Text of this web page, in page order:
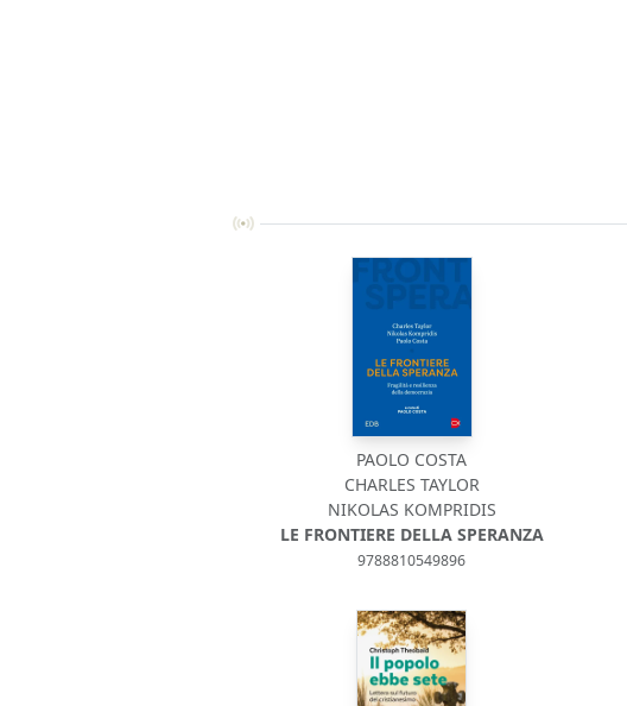
PAOLO COSTA
CHARLES TAYLOR
NIKOLAS KOMPRIDIS
LE FRONTIERE DELLA SPERANZA
9788810549896